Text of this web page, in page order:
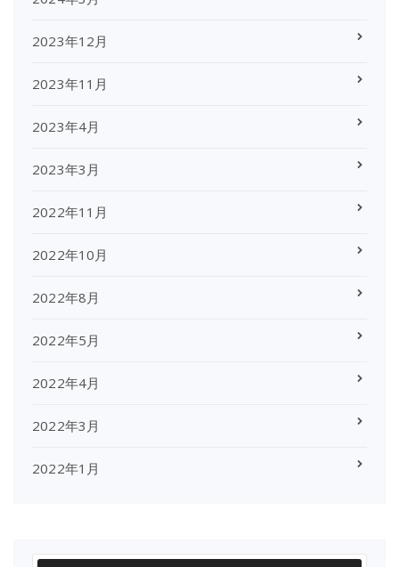
2023年12月
2023年11月
2023年4月
2023年3月
2022年11月
2022年10月
2022年8月
2022年5月
2022年4月
2022年3月
2022年1月